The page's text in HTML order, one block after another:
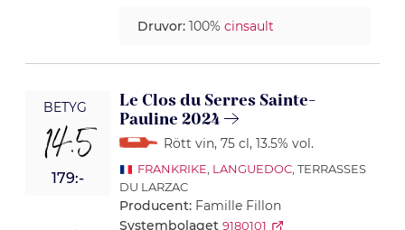
Druvor:100%cinsault
BETYG
14.5
179:-
Le Clos du Serres Sainte-
Pauline 2024
Rött vin, 75 cl, 13.5% vol.
FRANKRIKE LANGUEDOC, TERRASSES
DU LARZAC
Producent: Famille Fillon
Systembolaget 9180101